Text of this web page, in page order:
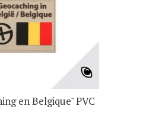
en Belgique" PVC